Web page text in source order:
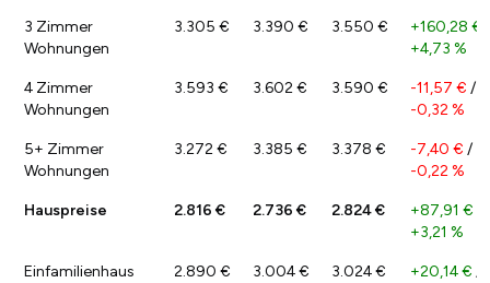
3 Zimmer
Wohnungen
3.305 € 3.390 € 3.550 € +160,28 €
+4,73 %
4 Zimmer
Wohnungen
3.593 € 3.602 € 3.590 € -11,57 € /
-0,32 %
5+ Zimmer
Wohnungen
3.272 € 3.385 € 3.378 € -7,40 € /
-0,22 %
Hauspreise 2.816 € 2.736 € 2.824 € +87,91 €
+3,21 %
Einfamilienhaus 2.890 € 3.004 € 3.024 € +20,14 € /